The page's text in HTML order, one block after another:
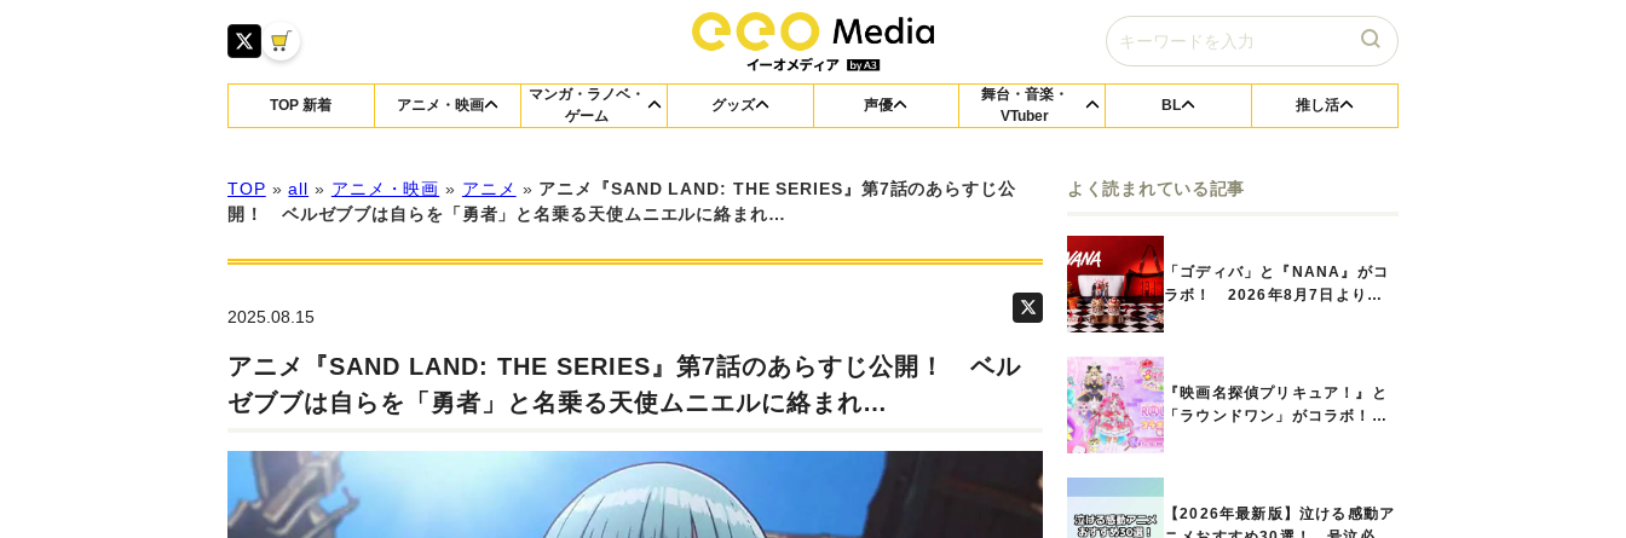
TOP 新着 アニメ・映画
マンガ・ラノベ・
ゲーム
グッズ 声優
舞台・音楽・
VTuber
BL 推し活
TOP »all » アニメ・映画 » アニメ » アニメ『SAND LAND: THE SERIES』第7話のあらすじ公
開！ ベルゼブブは自らを「勇者」と名乗る天使ムニエルに絡まれ…
2025.08.15
アニメ『SAND LAND: THE SERIES』第7話のあらすじ公開！ ベル
ゼブブは自らを「勇者」と名乗る天使ムニエルに絡まれ…
よく読まれている記事
「ゴディバ」と『NANA』がコ
ラボ！ 2026年8月7日よりシ
『映画名探偵プリキュア！』と
「ラウンドワン」がコラボ！
【2026年最新版】泣ける感動ア